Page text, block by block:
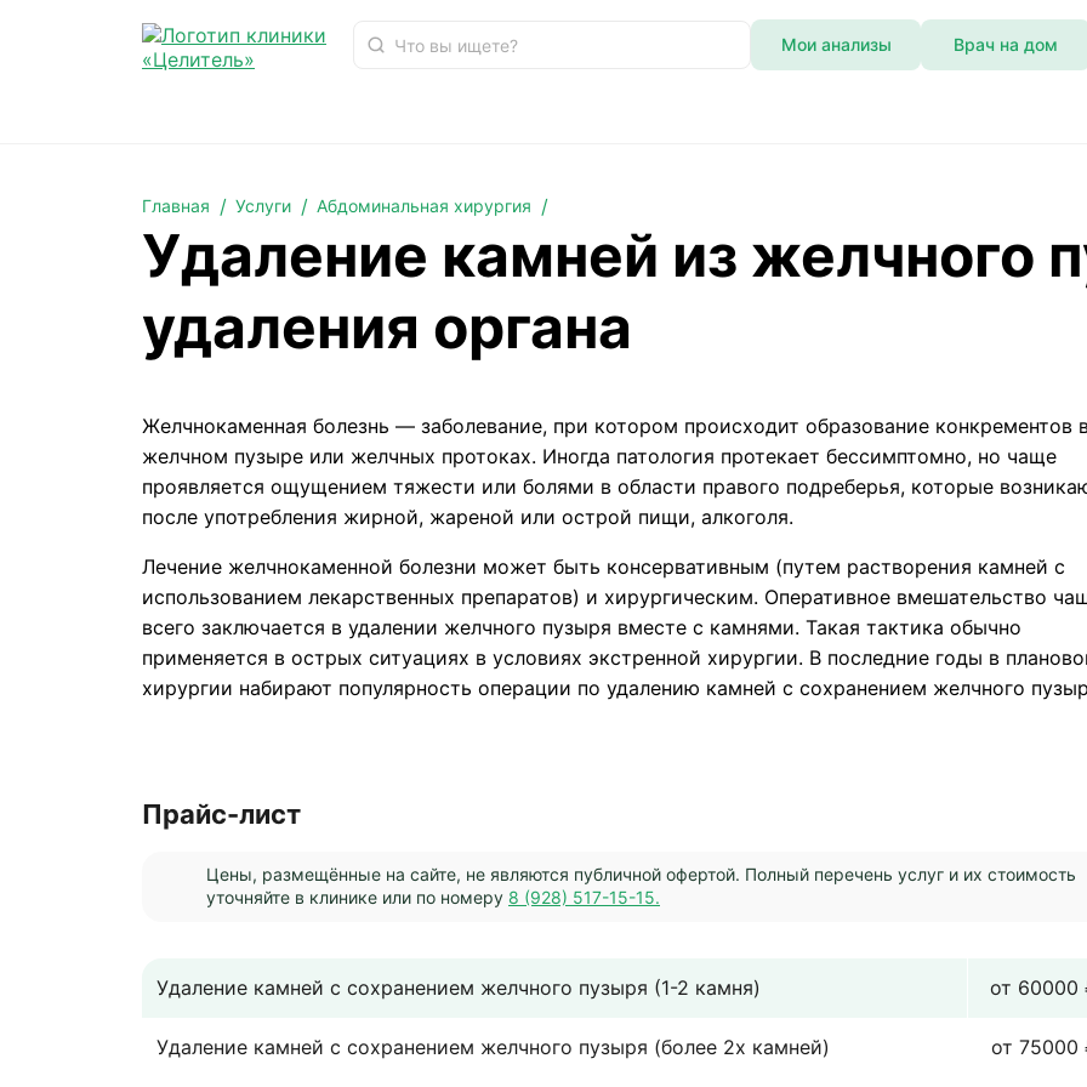
Мои анализы Врач на дом
Главная Услуги Абдоминальная хирургия
Удаление камней из желчного пузыря без удаления органа
Удаление камней из желчного
удаления органа
Желчнокаменная болезнь — заболевание, при котором происходит образование конкрементов
желчном пузыре или желчных протоках. Иногда патология протекает бессимптомно, но чаще
проявляется ощущением тяжести или болями в области правого подреберья, которые
после употребления жирной, жареной или острой пищи, алкоголя.
Лечение желчнокаменной болезни может быть консервативным (путем растворения камней с
использованием лекарственных препаратов) и хирургическим. Оперативное вмешательство
всего заключается в удалении желчного пузыря вместе с камнями. Такая тактика обычно
применяется в острых ситуациях в условиях экстренной хирургии. В последние годы в
хирургии набирают популярность операции по удалению камней с сохранением желчного
Прайс-лист
Цены, размещённые на сайте, не являются публичной офертой. Полный перечень услуг и их стоимость
уточняйте в клинике или по номеру 8 (928) 517-15-15.
Удаление камней с сохранением желчного пузыря (1-2 камня) от 60000
Удаление камней с сохранением желчного пузыря (более 2х камней) от 75000